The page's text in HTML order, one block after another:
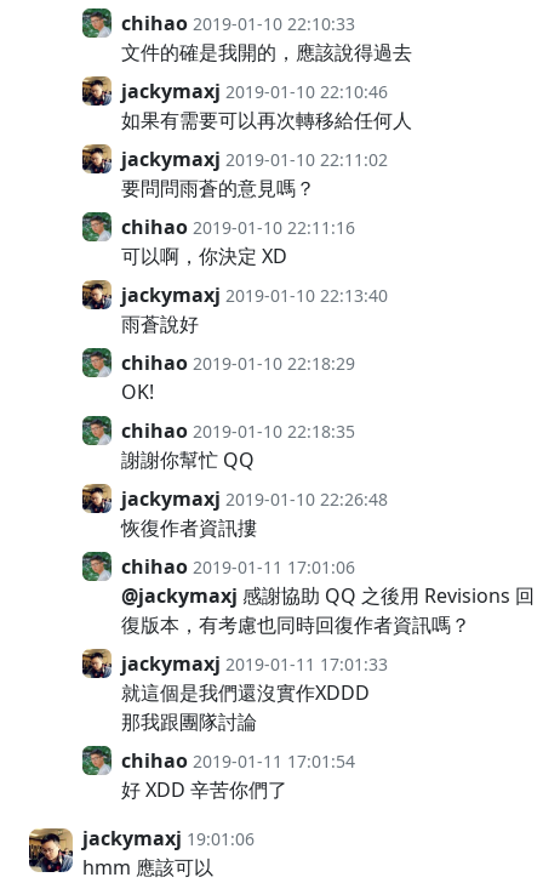
chihao 2019-01-10 22:10:33
文件的確是我開的，應該說得過去
jackymaxj 2019-01-10 22:10:46
如果有需要可以再次轉移給任何人
jackymaxj 2019-01-10 22:11:02
要問問雨蒼的意見嗎？
chihao 2019-01-10 22:11:16
可以啊，你決定 XD
jackymaxj 2019-01-10 22:13:40
雨蒼說好
chihao 2019-01-10 22:18:29
OK!
chihao 2019-01-10 22:18:35
謝謝你幫忙 QQ
jackymaxj 2019-01-10 22:26:48
恢復作者資訊摟
chihao 2019-01-11 17:01:06
@jackymaxj 感謝協助 QQ 之後用 Revisions 回
復版本，有考慮也同時回復作者資訊嗎？
jackymaxj 2019-01-11 17:01:33
就這個是我們還沒實作XDDD
那我跟團隊討論
chihao 2019-01-11 17:01:54
好 XDD 辛苦你們了
jackymaxj 19:01:06
hmm 應該可以